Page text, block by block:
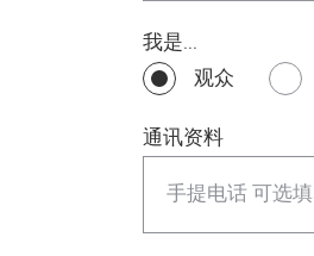
我是...
观众
通讯资料
手提电话 可选填